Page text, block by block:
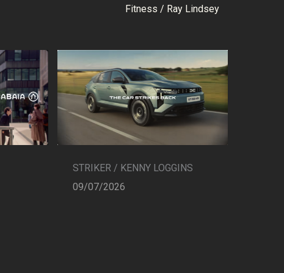
Fitness / Ray Lindsey
STRIKER / KENNY LOGGINS
09/07/2026